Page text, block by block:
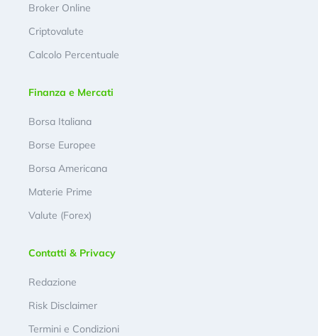
Broker Online
Criptovalute
Calcolo Percentuale
Finanza e Mercati
Borsa Italiana
Borse Europee
Borsa Americana
Materie Prime
Valute (Forex)
Contatti & Privacy
Redazione
Risk Disclaimer
Termini e Condizioni